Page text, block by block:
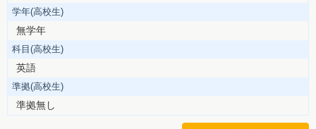
学年(高校生)
無学年
科目(高校生)
英語
準拠(高校生)
準拠無し